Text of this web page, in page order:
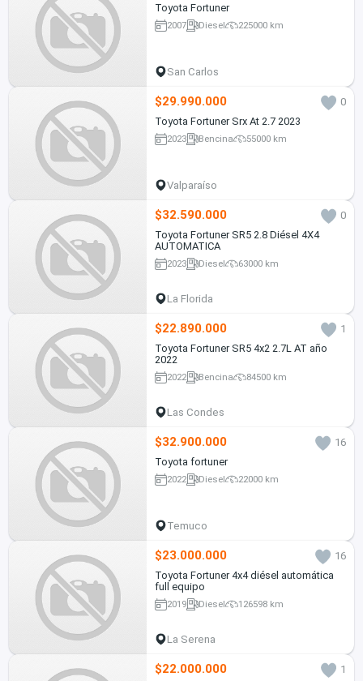
Toyota Fortuner
2007 Diesel 225000 km
San Carlos
$29.990.000
0
Toyota Fortuner Srx At 2.7 2023
2023 Bencina 55000 km
Valparaíso
$32.590.000
0
Toyota Fortuner SR5 2.8 Diésel 4X4
AUTOMATICA
2023 Diesel 63000 km
La Florida
$22.890.000
1
Toyota Fortuner SR5 4x2 2.7L AT año
2022
2022 Bencina 84500 km
Las Condes
$32.900.000
16
Toyota fortuner
2022 Diesel 22000 km
Temuco
$23.000.000
16
Toyota Fortuner 4x4 diésel automática
full equipo
2019 Diesel 126598 km
La Serena
$22.000.000
1